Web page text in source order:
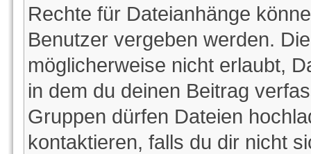
Rechte für Dateianhänge
Benutzer vergeben werden.
möglicherweise nicht erlaubt,
in dem du deinen Beitrag
Gruppen dürfen Dateien
kontaktieren, falls du dir nicht